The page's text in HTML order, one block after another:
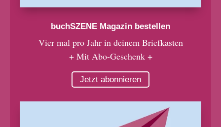
buchSZENE Magazin bestellen
Vier mal pro Jahr in deinem Briefkasten
+ Mit Abo-Geschenk +
Jetzt abonnieren